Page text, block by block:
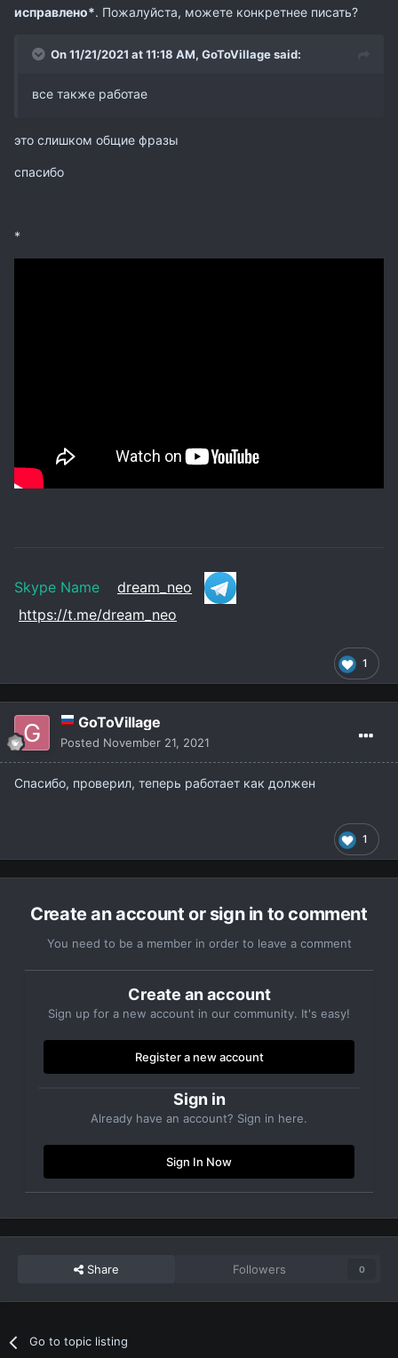
исправлено*. Пожалуйста, можете конкретнее писать?
On 11/21/2021 at 11:18 AM, GoToVillagesaid:
все также работае
это слишком общие фразы
спасибо
*
1
Skype Name dream_neo
https://t.me/dream_neo
GoToVillage
Posted November 21, 2021
Спасибо, проверил, теперь работает как должен
1
Create an account or sign in to comment
You need to be a member in order to leave a comment
Create an account
Sign up for a new account in our community. It's easy!
Register a new account
Sign in
Already have an account? Sign in here.
Sign In Now
Share Followers 0
Go to topic listing